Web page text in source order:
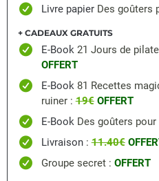
Livre papier Des goûters
+ CADEAUX GRATUITS
E-Book 21 Jours de
OFFERT
E-Book 81 Recettes
ruiner : 19€OFFERT
E-Book Des goûters
Livraison : 11.40€
Groupe secret : OFFERT